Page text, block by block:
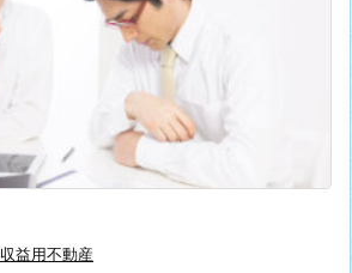
収益用不動産